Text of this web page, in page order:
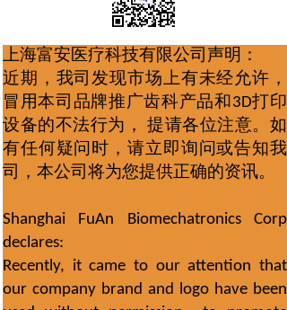
关注我们微信
上海富安医疗科技有限公司声明：
近期，我司发现市场上有未经允许，
冒用本司品牌推广齿科产品和3D打印
设备的不法行为， 提请各位注意。如
有任何疑问时，请立即询问或告知我
司，本公司将为您提供正确的资讯。
Shanghai FuAn Biomechatronics Corp
declares:
Recently, it came to our attention that
our company brand and logo have been